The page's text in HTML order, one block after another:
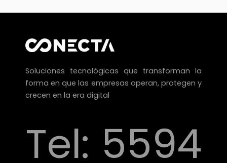
Soluciones tecnológicas que transforman la
forma en que las empresas operan, protegen y
crecen en la era digital
Tel: 5594